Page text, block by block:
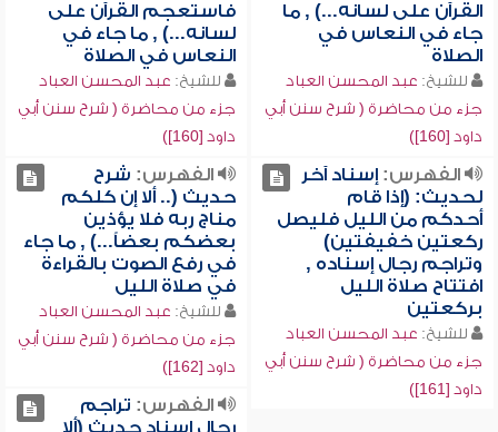
القرآن على لسانه...) , ما
جاء في النعاس في
الصلاة
للشيخ: عبد المحسن العباد
جزء من محاضرة ( شرح سنن أبي
داود [160])
فاستعجم القرآن على
لسانه...) , ما جاء في
النعاس في الصلاة
للشيخ: عبد المحسن العباد
جزء من محاضرة ( شرح سنن أبي
داود [160])
الفهرس:إسناد آخر
لحديث: (إذا قام
أحدكم من الليل فليصل
ركعتين خفيفتين)
وتراجم رجال إسناده ,
افتتاح صلاة الليل
بركعتين
للشيخ: عبد المحسن العباد
جزء من محاضرة ( شرح سنن أبي
داود [161])
الفهرس: شرح
حديث (.. ألا إن كلكم
مناج ربه فلا يؤذين
بعضكم بعضاً...) , ما جاء
في رفع الصوت بالقراءة
في صلاة الليل
للشيخ: عبد المحسن العباد
جزء من محاضرة ( شرح سنن أبي
داود [162])
الفهرس: تراجم
رجال إسناد حديث (ألا